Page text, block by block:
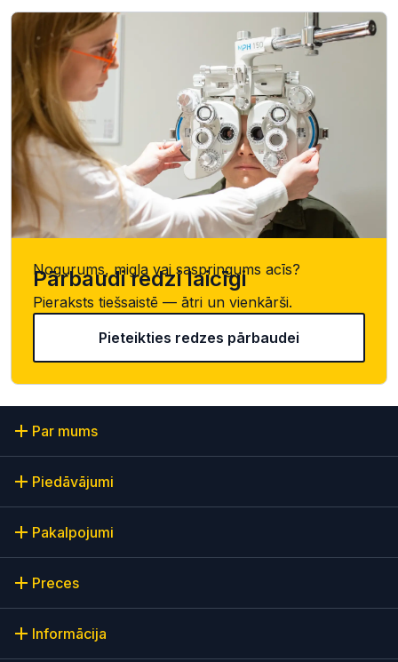
Nogurums, migla vai saspringums acīs?
Pārbaudi redzi laicīgi
Pieraksts tiešsaistē — ātri un vienkārši.
Pieteikties redzes pārbaudei
Par mums
Piedāvājumi
Pakalpojumi
Preces
Informācija